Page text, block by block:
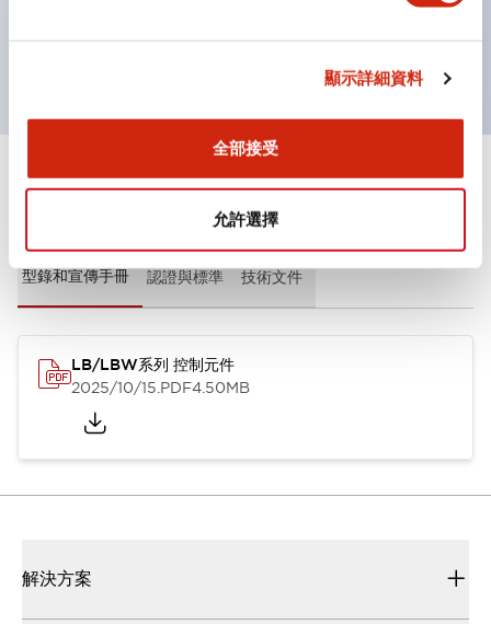
顯示詳細資料
全部接受
允許選擇
文件和檔案
型錄和宣傳手冊 認證與標準 技術文件
LB/LBW系列 控制元件
2025/10/15.PDF4.50MB
解決方案